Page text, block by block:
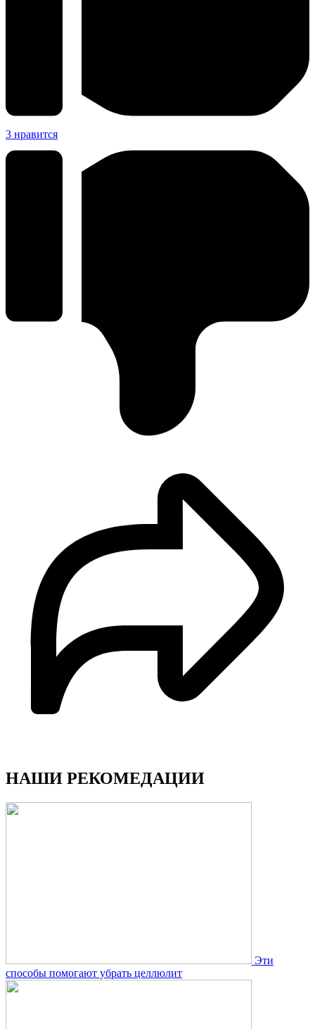
3 нравится
НАШИ РЕКОМЕДАЦИИ
Эти
способы помогают убрать целлюлит